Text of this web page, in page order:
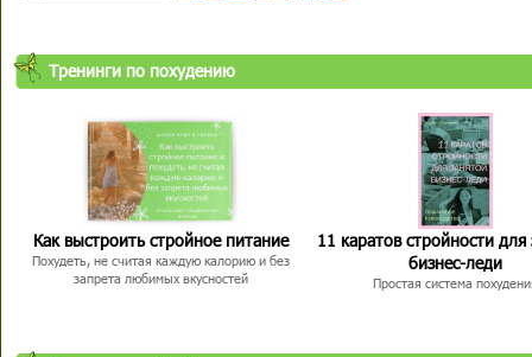
Тренинги по похудению
Как выстроить стройное питание
Похудеть, не считая каждую калорию и без
запрета любимых вкусностей
11 каратов стройности для
бизнес-леди
Простая система